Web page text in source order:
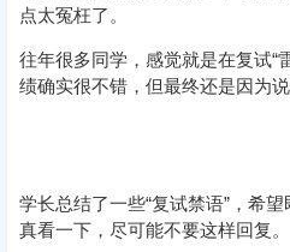
点太冤枉了。
往年很多同学，感觉就是在复试“
绩确实很不错，但最终还是因为说
学长总结了一些“复试禁语”，希
真看一下，尽可能不要这样回复。